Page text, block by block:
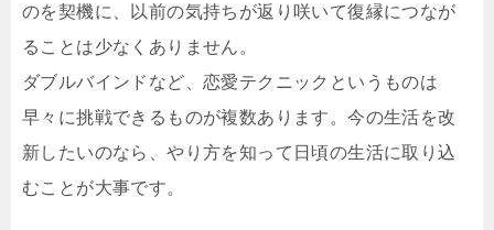
のを契機に、以前の気持ちが返り咲いて復縁につなが
ることは少なくありません。
ダブルバインドなど、恋愛テクニックというものは
早々に挑戦できるものが複数あります。今の生活を改
新したいのなら、やり方を知って日頃の生活に取り込
むことが大事です。